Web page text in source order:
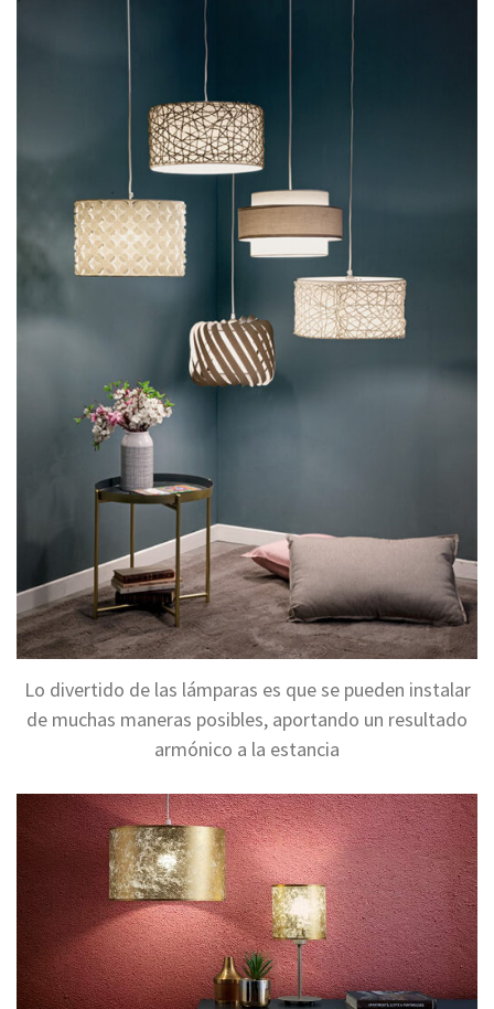
Lo divertido de las lámparas es que se pueden instalar
de muchas maneras posibles, aportando un resultado
armónico a la estancia